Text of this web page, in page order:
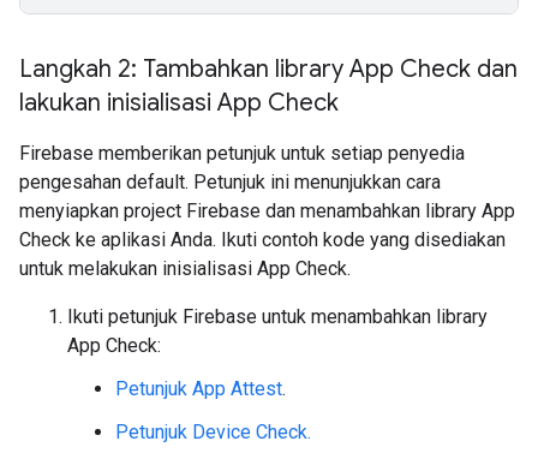
Langkah 2: Tambahkan library App Check dan
lakukan inisialisasi App Check
Firebase memberikan petunjuk untuk setiap penyedia
pengesahan default. Petunjuk ini menunjukkan cara
menyiapkan project Firebase dan menambahkan library App
Check ke aplikasi Anda. Ikuti contoh kode yang disediakan
untuk melakukan inisialisasi App Check.
Ikuti petunjuk Firebase untuk menambahkan library
App Check:
Petunjuk App Attest.
Petunjuk Device Check.